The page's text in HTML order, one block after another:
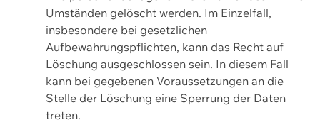
Umständen gelöscht werden. Im Einzelfall,
insbesondere bei gesetzlichen
Aufbewahrungspflichten, kann das Recht auf
Löschung ausgeschlossen sein. In diesem Fall
kann bei gegebenen Voraussetzungen an die
Stelle der Löschung eine Sperrung der Daten
treten.